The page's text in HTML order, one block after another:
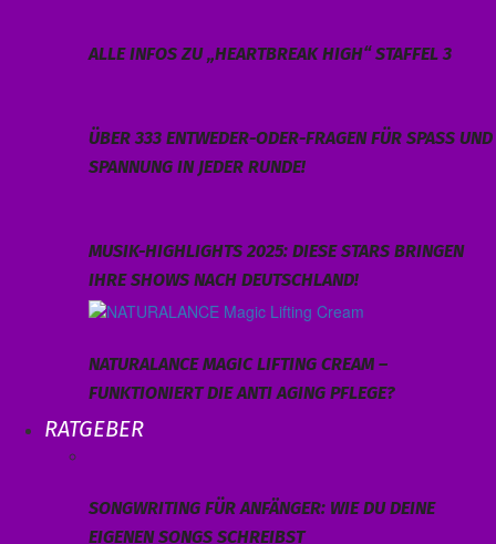
ALLE INFOS ZU „HEARTBREAK HIGH“ STAFFEL 3
ÜBER 333 ENTWEDER-ODER-FRAGEN FÜR SPASS UND S
PANNUNG IN JEDER RUNDE!
MUSIK-HIGHLIGHTS 2025: DIESE STARS BRINGEN
IHRE SHOWS NACH DEUTSCHLAND!
NATURALANCE MAGIC LIFTING CREAM –
FUNKTIONIERT DIE ANTI AGING PFLEGE?
RATGEBER
SONGWRITING FÜR ANFÄNGER: WIE DU DEINE
EIGENEN SONGS SCHREIBST